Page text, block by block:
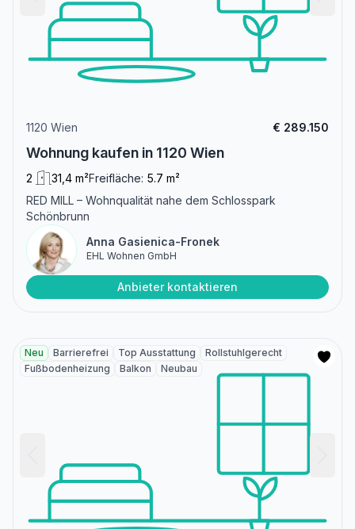
1120 Wien € 289.150
Wohnung kaufen in 1120 Wien
2 31,4 m²Freifläche: 5.7 m²
RED MILL – Wohnqualität nahe dem Schlosspark
Schönbrunn
Anna Gasienica-Fronek
EHL Wohnen GmbH
Anbieter kontaktieren
Neu Barrierefrei Top Ausstattung
Rollstuhlgerecht
Fußbodenheizung
Balkon Neubau